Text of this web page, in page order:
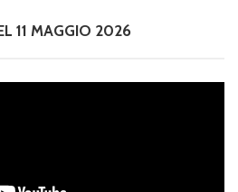
11 MAGGIO 2026